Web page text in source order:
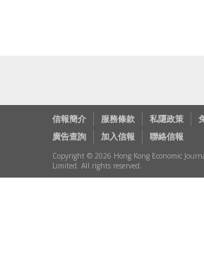
信報簡介 服務條款 私隱政策
廣告查詢
加入信報 聯絡信報
Copyright © 2026 Hong Kong Economic
Limited. All rights reserved.